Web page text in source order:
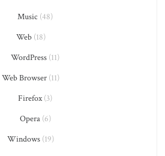
Music (48)
Web(18)
WordPress (11)
Web Browser (11)
Firefox(3)
Opera(6)
Windows (19)